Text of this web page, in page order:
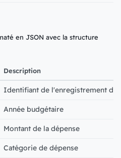
en JSON avec la structure
Description
Identifiant de l'enregistrement de
Année budgétaire
Montant de la dépense
Catégorie de dépense